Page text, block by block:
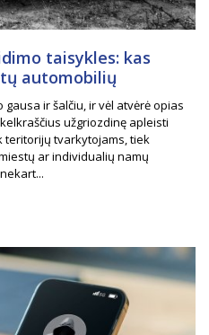
taisykles: kas
automobilių
ir šalčiu, ir vėl atvėrė opias
užgriozdinę apleisti
teritorijų tvarkytojams, tiek
ar individualių namų